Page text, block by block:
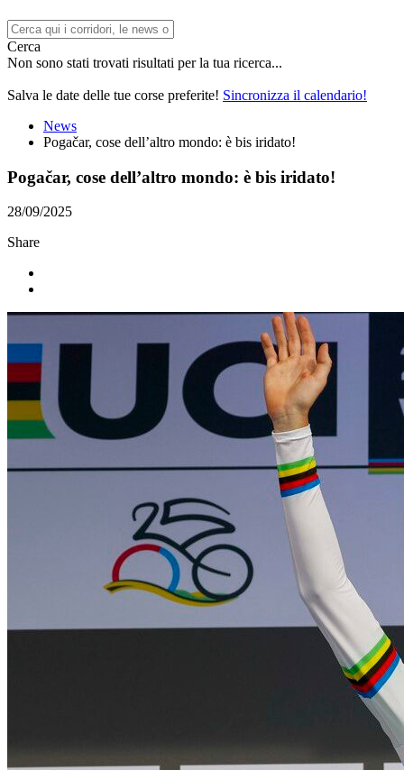
Cerca
Non sono stati trovati risultati per la tua ricerca...
Salva le date delle tue corse preferite! Sincronizza il calendario!
News
Pogačar, cose dell’altro mondo: è bis iridato!
Pogačar, cose dell’altro mondo: è bis iridato!
28/09/2025
Share